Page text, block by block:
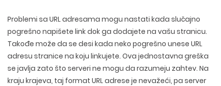
Problemi sa URL adresama mogu nastati kada slučajno
pogrešno napišete link dok ga dodajete na vašu stranicu.
Takođe može da se desi kada neko pogrešno unese URL
adresu stranice na koju linkujete. Ova jednostavna greška
se javlja zato što serveri ne mogu da razumeju zahtev. Na
kraju krajeva, taj format URL adrese je nevažeći, pa server